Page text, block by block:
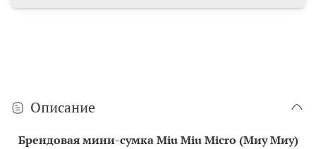
Описание
Брендовая мини-сумка Miu Miu Micro (Миу Миу)